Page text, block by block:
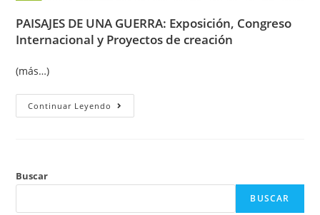
PAISAJES DE UNA GUERRA: Exposición, Congreso
Internacional y Proyectos de creación
(más…)
Continuar Leyendo
Buscar
BUSCAR